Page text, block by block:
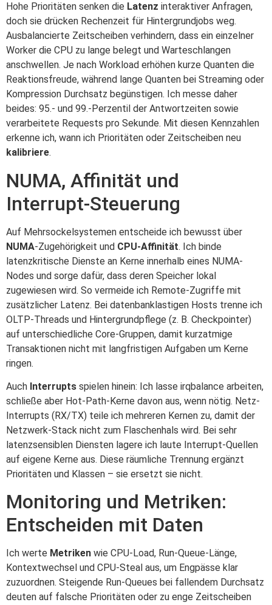
Hohe Prioritäten senken die Latenz interaktiver Anfragen,
doch sie drücken Rechenzeit für Hintergrundjobs weg.
Ausbalancierte Zeitscheiben verhindern, dass ein einzelner
Worker die CPU zu lange belegt und Warteschlangen
anschwellen. Je nach Workload erhöhen kurze Quanten die
Reaktionsfreude, während lange Quanten bei Streaming oder
Kompression Durchsatz begünstigen. Ich messe daher
beides: 95.- und 99.-Perzentil der Antwortzeiten sowie
verarbeitete Requests pro Sekunde. Mit diesen Kennzahlen
erkenne ich, wann ich Prioritäten oder Zeitscheiben neu
kalibriere.
NUMA, Affinität und
Interrupt-Steuerung
Auf Mehrsockelsystemen entscheide ich bewusst über
NUMA-Zugehörigkeit und CPU-Affinität. Ich binde
latenzkritische Dienste an Kerne innerhalb eines NUMA-
Nodes und sorge dafür, dass deren Speicher lokal
zugewiesen wird. So vermeide ich Remote-Zugriffe mit
zusätzlicher Latenz. Bei datenbanklastigen Hosts trenne ich
OLTP-Threads und Hintergrundpflege (z. B. Checkpointer)
auf unterschiedliche Core-Gruppen, damit kurzatmige
Transaktionen nicht mit langfristigen Aufgaben um Kerne
ringen.
Auch Interrupts spielen hinein: Ich lasse irqbalance arbeiten,
schließe aber Hot-Path-Kerne davon aus, wenn nötig. Netz-
Interrupts (RX/TX) teile ich mehreren Kernen zu, damit der
Netzwerk-Stack nicht zum Flaschenhals wird. Bei sehr
latenzsensiblen Diensten lagere ich laute Interrupt-Quellen
auf eigene Kerne aus. Diese räumliche Trennung ergänzt
Prioritäten und Klassen – sie ersetzt sie nicht.
Monitoring und Metriken:
Entscheiden mit Daten
Ich werte Metriken wie CPU-Load, Run-Queue-Länge,
Kontextwechsel und CPU-Steal aus, um Engpässe klar
zuzuordnen. Steigende Run-Queues bei fallendem Durchsatz
deuten auf falsche Prioritäten oder zu enge Zeitscheiben